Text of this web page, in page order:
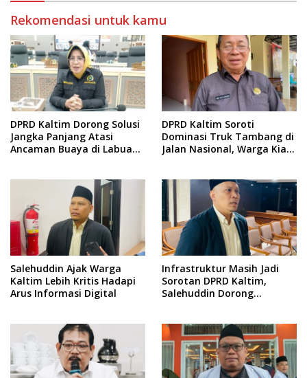
Rekomendasi untuk kamu
DPRD Kaltim Dorong Solusi
Jangka Panjang Atasi
Ancaman Buaya di Labuan
DPRD Kaltim Soroti
Dominasi Truk Tambang di
Jalan Nasional, Warga Kian
Salehuddin Ajak Warga
Kaltim Lebih Kritis Hadapi
Arus Informasi Digital
Infrastruktur Masih Jadi
Sorotan DPRD Kaltim,
Salehuddin Dorong